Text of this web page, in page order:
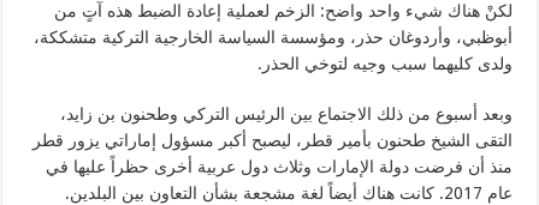
لكنْ هناك شيء واحد واضح: الزخم لعملية إعادة الضبط هذه آتٍ من
أبوظبي، وأردوغان حذر، ومؤسسة السياسة الخارجية التركية متشككة،
ولدى كليهما سبب وجيه لتوخي الحذر.
وبعد أسبوع من ذلك الاجتماع بين الرئيس التركي وطحنون بن زايد،
التقى الشيخ طحنون بأمير قطر، ليصبح أكبر مسؤول إماراتي يزور قطر
منذ أن فرضت دولة الإمارات وثلاث دول عربية أخرى حظراً عليها في
عام 2017. كانت هناك أيضاً لغة مشجعة بشأن التعاون بين البلدين.